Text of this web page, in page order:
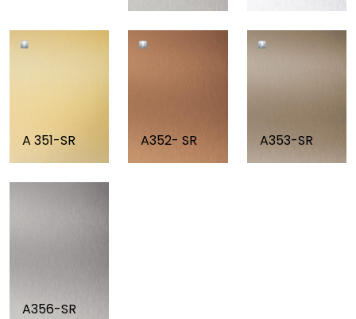
A 351-SR A352- SR A353-SR
A356-SR